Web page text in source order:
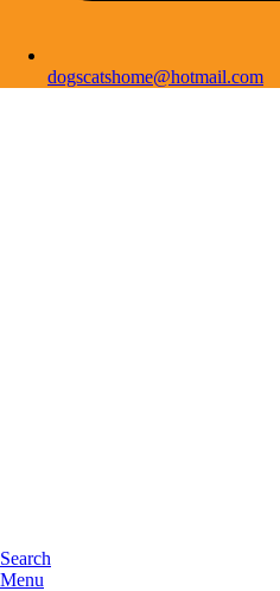
dogscatshome@hotmail.com
Search
Menu